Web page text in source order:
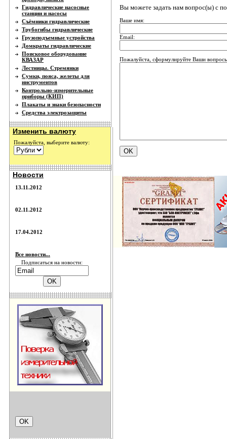
Гидравлические насосные
станции и насосы
Съёмники гидравлические
Трубогибы гидравлические
Грузоподъемные устройства
Домкраты гидравлические
Поисковое оборудование
КВАЗАР
Лестницы. Стремянки
Сумки, пояса, желеты для
инструментов
Контрольно-измерительные
приборы (КИП)
Плакаты и знаки безопасности
Средства электрозащиты
Изменить валюту
Пожалуйста, выберите валюту:
Новости
13.11.2012
02.11.2012
17.04.2012
Все новости...
Подписаться на новости:
Вы можете задать нам вопрос(ы) с
Ваше имя:
Email:
Пожалуйста, сформулируйте Ваши